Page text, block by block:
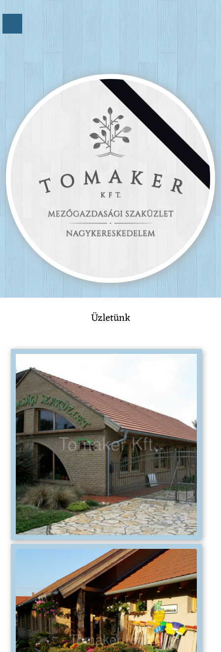
Üzletünk